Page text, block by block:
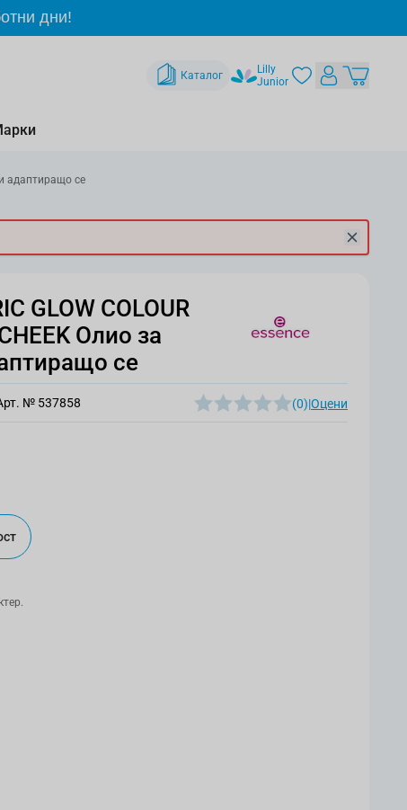
дни!
Каталог
Lilly
Junior
адаптиращо се
GLOW COLOUR
Олио за
се
№ 537858 (0)|Оцени